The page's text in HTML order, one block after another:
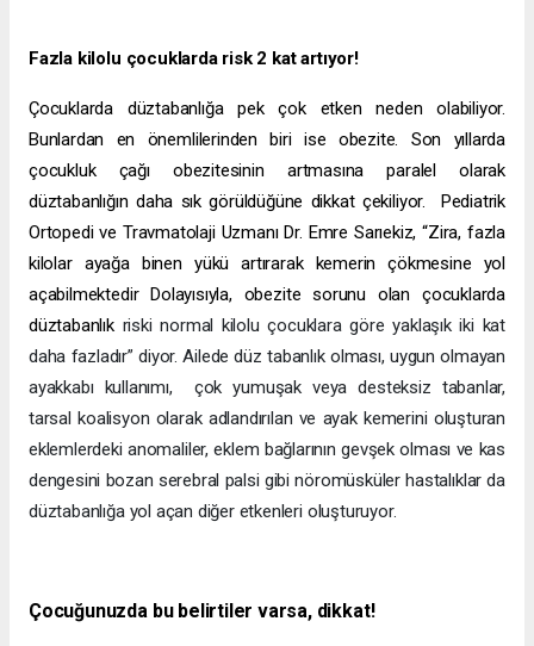
Fazla kilolu çocuklarda risk 2 kat artıyor!
Çocuklarda düztabanlığa pek çok etken neden olabiliyor.
Bunlardan en önemlilerinden biri ise obezite. Son yıllarda
çocukluk çağı obezitesinin artmasına paralel olarak
düztabanlığın daha sık görüldüğüne dikkat çekiliyor. Pediatrik
Ortopedi ve Travmatolaji Uzmanı Dr. Emre Sarıekiz, “Zira, fazla
kilolar ayağa binen yükü artırarak kemerin çökmesine yol
açabilmektedir Dolayısıyla, obezite sorunu olan çocuklarda
düztabanlık riski normal kilolu çocuklara göre yaklaşık iki kat
daha fazladır” diyor. Ailede düz tabanlık olması, uygun olmayan
ayakkabı kullanımı, çok yumuşak veya desteksiz tabanlar,
tarsal koalisyon olarak adlandırılan ve ayak kemerini oluşturan
eklemlerdeki anomaliler, eklem bağlarının gevşek olması ve kas
dengesini bozan serebral palsi gibi nöromüsküler hastalıklar da
düztabanlığa yol açan diğer etkenleri oluşturuyor.
Çocuğunuzda bu belirtiler varsa, dikkat!